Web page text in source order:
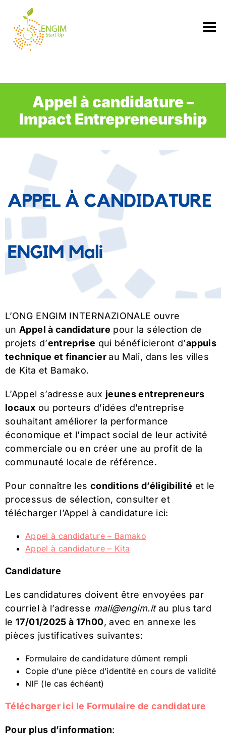
contenu
Appel à candidature –
Impact Entrepreneurship
L’ONG ENGIM INTERNAZIONALE ouvre
un Appel à candidature pour la sélection de
projets d’entreprise qui bénéficieront d’appuis
technique et financierau Mali, dans les villes
de Kita et Bamako.
L’Appel s’adresse aux jeunes entrepreneurs
locaux ou porteurs d’idées d’entreprise
souhaitant améliorer la performance
économique et l’impact social de leur activité
commerciale ou en créer une au profit de la
communauté locale de référence.
Pour connaître les conditions d’éligibilité et le
processus de sélection, consulter et
télécharger l’Appel à candidature ici:
Appel à candidature – Bamako
Appel à candidature – Kita
Candidature
Les candidatures doivent être envoyées par
courriel à l’adresse mali@engim.itau plus tard
le17/01/2025 à 17h00, avec en annexe les
pièces justificatives suivantes:
Formulaire de candidature dûment rempli
Copie d’une pièce d’identité en cours de validité
NIF (le cas échéant)
Télécharger ici le Formulaire de candidature
Pour plus d’information: